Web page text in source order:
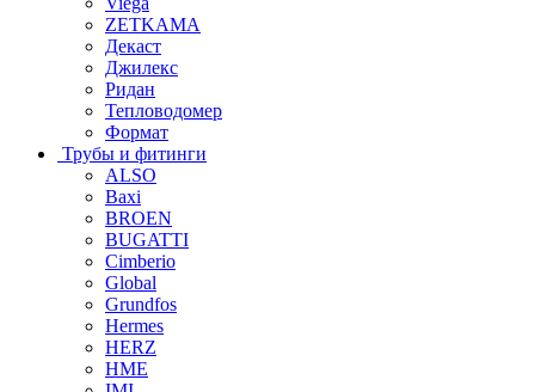
ZETKAMA
Декаст
Джилекс
Ридан
Тепловодомер
Формат
Трубы и фитинги
ALSO
Baxi
BROEN
BUGATTI
Cimberio
Global
Grundfos
Hermes
HERZ
HME